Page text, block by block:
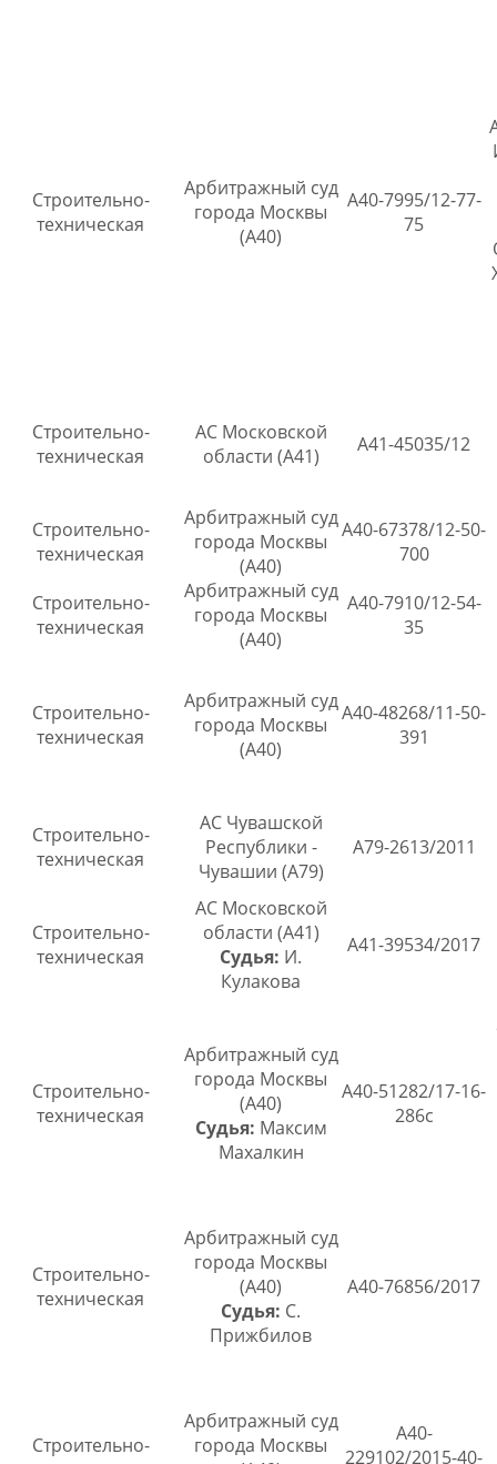
Строительно-
техническая
Арбитражный суд
города Москвы
(А40)
А40-7995/12-77-
75
Строительно-
техническая
АС Московской
области (А41)
А41-45035/12
Строительно-
техническая
Арбитражный суд
города Москвы
(А40)
А40-67378/12-50-
700
Строительно-
техническая
Арбитражный суд
города Москвы
(А40)
А40-7910/12-54-
35
Строительно-
техническая
Арбитражный суд
города Москвы
(А40)
А40-48268/11-50-
391
Строительно-
техническая
АС Чувашской
Республики -
Чувашии (А79)
А79-2613/2011
Строительно-
техническая
АС Московской
области (А41)
Судья: И.
Кулакова
А41-39534/2017
Строительно-
техническая
Арбитражный суд
города Москвы
(А40)
Судья: Максим
Махалкин
А40-51282/17-16-
286с
Строительно-
техническая
Арбитражный суд
города Москвы
(А40)
Судья: С.
Прижбилов
А40-76856/2017
Строительно-
Арбитражный суд
города Москвы
А40-
229102/2015-40-